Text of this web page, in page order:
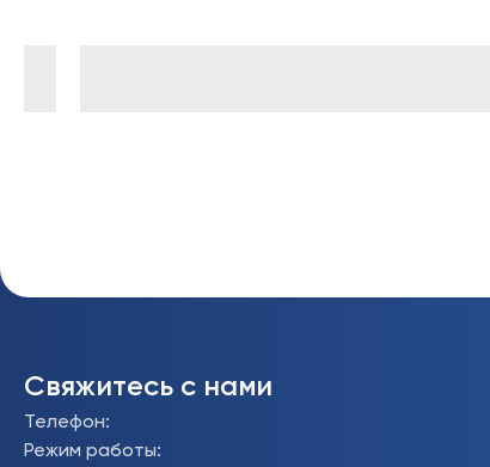
Свяжитесь с нами
Телефон:
Режим работы: